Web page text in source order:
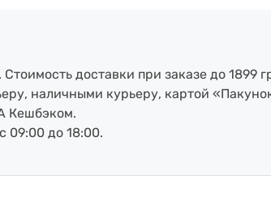
доставки при заказе до 1899
наличными курьеру, картой
Кешбэком.
09:00 до 18:00.